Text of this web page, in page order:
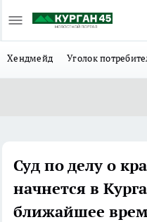
Хендмейд Уголок
Суд по делу о
начнется в
ближайшее